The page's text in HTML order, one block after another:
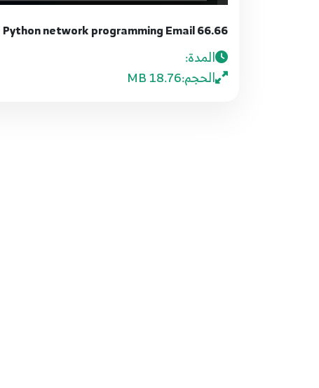
66.66 Python network programming Email
المدة:
الحجم:18.76 MB